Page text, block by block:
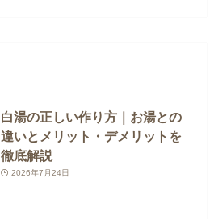
白湯の正しい作り方｜お湯との
違いとメリット・デメリットを
徹底解説
2026年7月24日